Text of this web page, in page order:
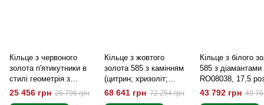
Кільце з червоного
золота п'ятикутники в
стилі геометрія з
чорними фіанітами
K11641, 16 розмір
25 456 грн 26 796 грн
Кільце з жовтого
золота 585 з камінням
(цитрин; хризоліт;
діамант) 11300, 17,5
68 641 грн 72 254 грн
Кільце з білого
585 з діамантами
RO08038, 17,5
43 792 грн 49